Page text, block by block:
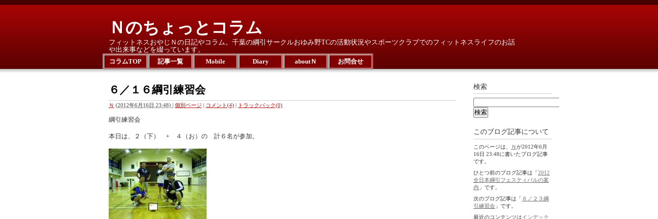
Ｎのちょっとコラム
フィットネスおやじＮの日記やコラム。千葉の綱引サークルおゆみ野TCの活動状況やスポーツクラブでのフィットネスライフのお話
や出来事などを綴っています。
コラムTOP
記事一覧 Mobile Diary aboutＮ お問合せ
６／１６綱引練習会
Ｎ (2012年6月16日 23:48) | 個別ページ | コメント(4) | トラックバック(0)
綱引練習会
本日は、２（下） + ４（お）の 計６名が参加。
検索
このブログ記事について
このページは、 Ｎが2012年6月
16日 23:48に書いたブログ記事
です。
ひとつ前のブログ記事は「2012
全日本綱引フェスティバルの案
内 」です。
次のブログ記事は「 ６／２３綱
引練習会 」です。
最近のコンテンツはインデック